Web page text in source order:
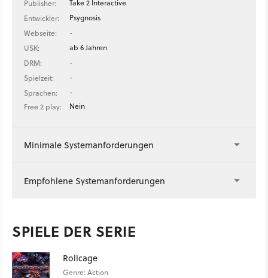
Publisher:
Take 2 Interactive
Entwickler:
Psygnosis
Webseite:
-
USK:
ab 6 Jahren
DRM:
-
Spielzeit:
-
Sprachen:
-
Free 2 play:
Nein
Minimale Systemanforderungen
Empfohlene Systemanforderungen
SPIELE DER SERIE
Rollcage
Genre: Action